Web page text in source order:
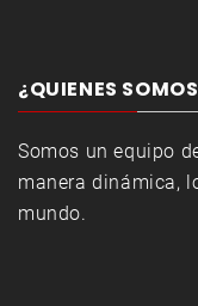
¿QUIENES
Somos un equipo
manera dinámica,
mundo.